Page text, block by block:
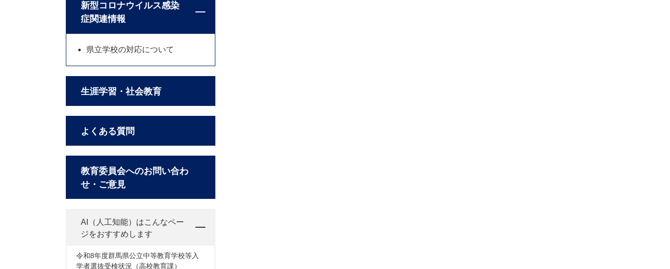
新型コロナウイルス感染
症関連情報
県立学校の対応について
生涯学習・社会教育
よくある質問
教育委員会へのお問い合わ
せ・ご意見
AI（人工知能）はこんなペー
ジをおすすめします
令和8年度群馬県公立中等教育学校等入
学者選抜受検状況（高校教育課）